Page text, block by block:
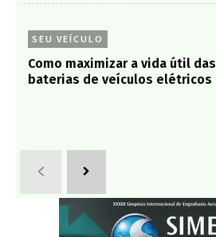
SEU VEÍCULO
Como maximizar a vida útil das
baterias de veículos elétricos